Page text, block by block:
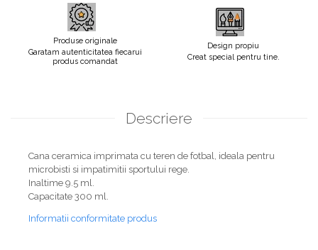
Produse originale
Garatam autenticitatea fiecarui
produs comandat
Design propiu
Creat special pentru tine.
Descriere
Cana ceramica imprimata cu teren de fotbal, ideala pentru
microbisti si impatimitii sportului rege.
Inaltime 9.5 ml.
Capacitate 300 ml.
Informatii conformitate produs